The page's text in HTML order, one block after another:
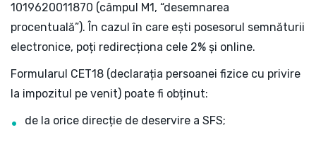
1019620011870 (câmpul M1, “desemnarea
procentuală”). În cazul în care ești posesorul semnăturii
electronice, poți redirecționa cele 2% și online.
Formularul CET18 (declarația persoanei fizice cu privire
la impozitul pe venit) poate fi obținut:
de la orice direcție de deservire a SFS;